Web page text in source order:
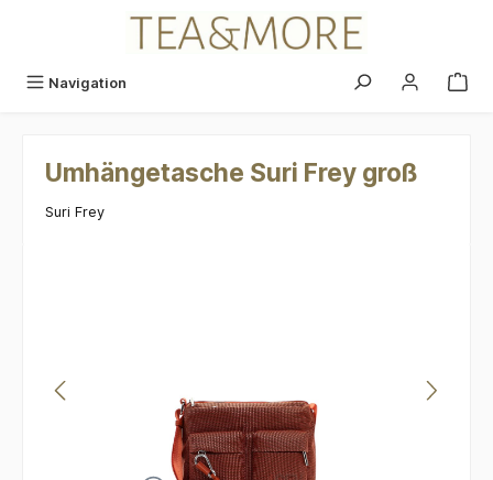
Navigation
Umhängetasche Suri Frey groß
Suri Frey